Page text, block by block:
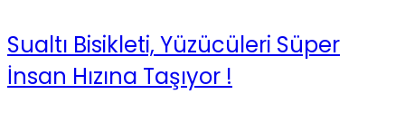
Sualtı Bisikleti, Yüzücüleri Süper
İnsan Hızına Taşıyor !